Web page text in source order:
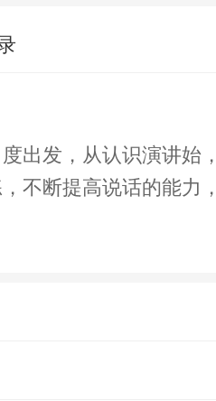
出发，从认识演讲始
不断提高说话的能力